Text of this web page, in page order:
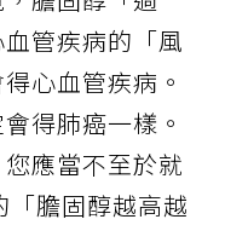
管疾病的「風
心血管疾病。
得肺癌一樣。
應當不至於就
膽固醇越高越